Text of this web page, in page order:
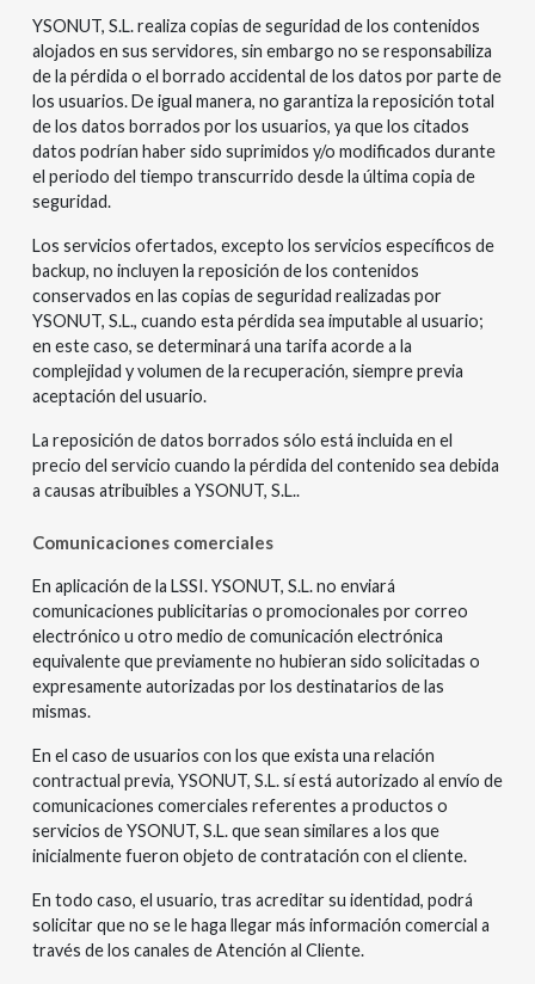
YSONUT, S.L. realiza copias de seguridad de los contenidos
alojados en sus servidores, sin embargo no se responsabiliza
de la pérdida o el borrado accidental de los datos por parte de
los usuarios. De igual manera, no garantiza la reposición total
de los datos borrados por los usuarios, ya que los citados
datos podrían haber sido suprimidos y/o modificados durante
el periodo del tiempo transcurrido desde la última copia de
seguridad.
Los servicios ofertados, excepto los servicios específicos de
backup, no incluyen la reposición de los contenidos
conservados en las copias de seguridad realizadas por
YSONUT, S.L., cuando esta pérdida sea imputable al usuario;
en este caso, se determinará una tarifa acorde a la
complejidad y volumen de la recuperación, siempre previa
aceptación del usuario.
La reposición de datos borrados sólo está incluida en el
precio del servicio cuando la pérdida del contenido sea debida
a causas atribuibles a YSONUT, S.L..
Comunicaciones comerciales
En aplicación de la LSSI. YSONUT, S.L. no enviará
comunicaciones publicitarias o promocionales por correo
electrónico u otro medio de comunicación electrónica
equivalente que previamente no hubieran sido solicitadas o
expresamente autorizadas por los destinatarios de las
mismas.
En el caso de usuarios con los que exista una relación
contractual previa, YSONUT, S.L. sí está autorizado al envío de
comunicaciones comerciales referentes a productos o
servicios de YSONUT, S.L. que sean similares a los que
inicialmente fueron objeto de contratación con el cliente.
En todo caso, el usuario, tras acreditar su identidad, podrá
solicitar que no se le haga llegar más información comercial a
través de los canales de Atención al Cliente.